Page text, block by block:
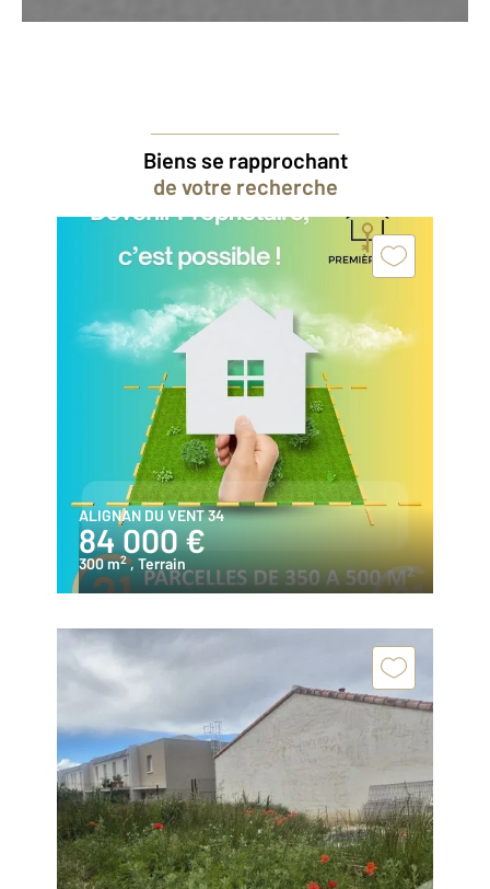
Biens se rapprochant
de votre recherche
ALIGNAN DU VENT 34
84 000 €
300 m2 , Terrain